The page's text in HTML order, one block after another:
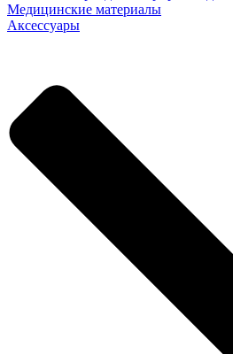
Медицинские материалы
Аксессуары